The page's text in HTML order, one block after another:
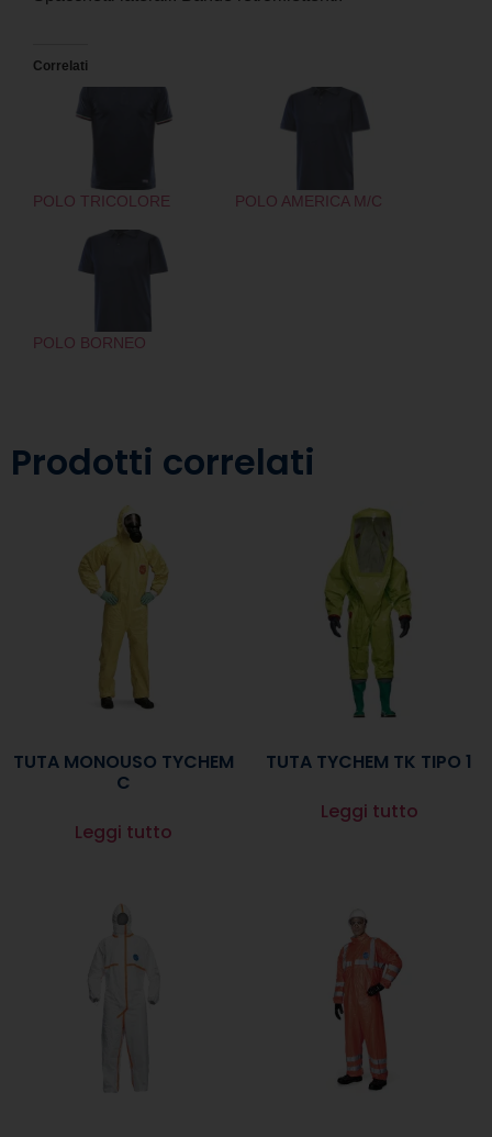
Correlati
POLO TRICOLORE POLO AMERICA M/C
POLO BORNEO
Prodotti correlati
TUTA MONOUSO TYCHEM
C
Leggi tutto
TUTA TYCHEM TK TIPO 1
Leggi tutto